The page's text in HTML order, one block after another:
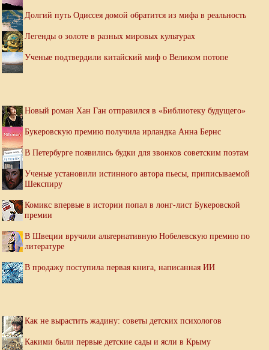
Долгий путь Одиссея домой обратится из мифа в реальность
Легенды о золоте в разных мировых культурах
Ученые подтвердили китайский миф о Великом потопе
Новый роман Хан Ган отправился в «Библиотеку будущего»
Букеровскую премию получила ирландка Анна Бернс
В Петербурге появились будки для звонков советским поэтам
Ученые установили истинного автора пьесы, приписываемой
Шекспиру
Комикс впервые в истории попал в лонг-лист Букеровской
премии
В Швеции вручили альтернативную Нобелевскую премию по
литературе
В продажу поступила первая книга, написанная ИИ
Как не вырастить жадину: советы детских психологов
Какими были первые детские сады и ясли в Крыму